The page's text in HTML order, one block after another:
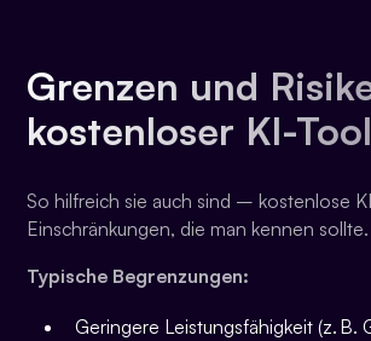
Grenzen und
kostenloser KI-Tool
So hilfreich sie auch sind – kostenlose
Einschränkungen, die man kennen sollte.
Typische Begrenzungen:
Geringere Leistungsfähigkeit (z. B.